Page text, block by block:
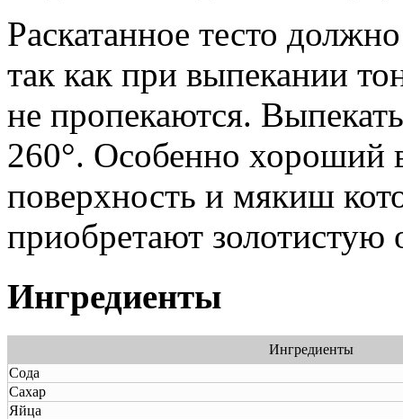
Раскатанное тесто
так как при выпекании
не пропекаются.
260°. Особенно хороший
поверхность и мякиш
приобретают золотистую
Ингредиенты
Ингредиенты
Сода
Сахар
Яйца